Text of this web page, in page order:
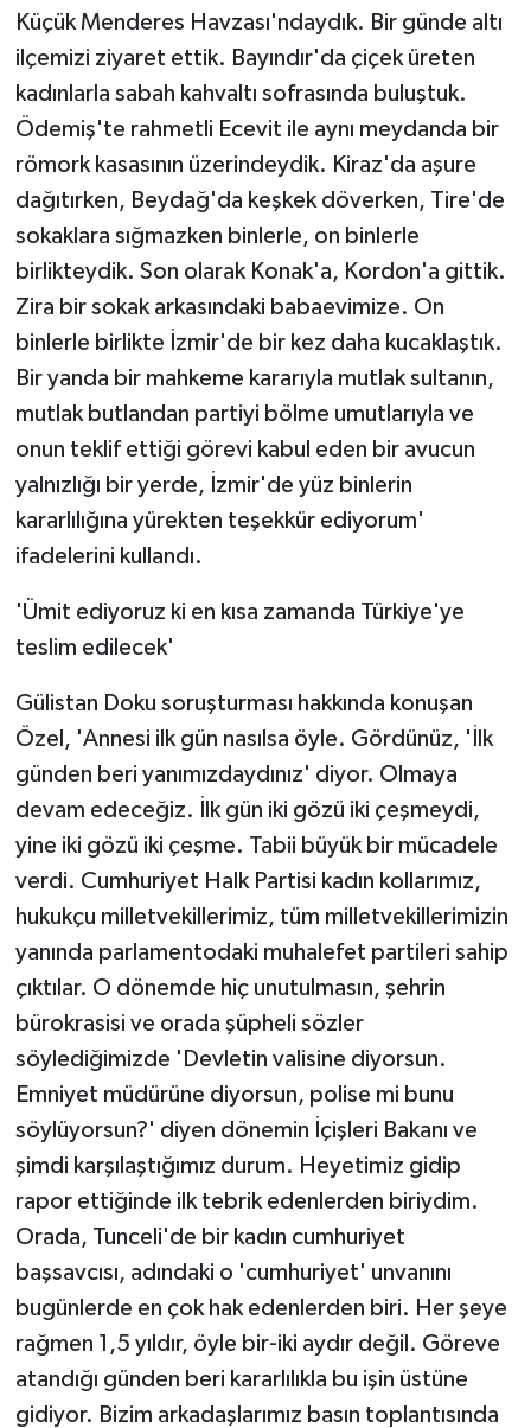
Küçük Menderes Havzası'ndaydık. Bir günde altı
ilçemizi ziyaret ettik. Bayındır'da çiçek üreten
kadınlarla sabah kahvaltı sofrasında buluştuk.
Ödemiş'te rahmetli Ecevit ile aynı meydanda bir
römork kasasının üzerindeydik. Kiraz'da aşure
dağıtırken, Beydağ'da keşkek döverken, Tire'de
sokaklara sığmazken binlerle, on binlerle
birlikteydik. Son olarak Konak'a, Kordon'a gittik.
Zira bir sokak arkasındaki babaevimize. On
binlerle birlikte İzmir'de bir kez daha kucaklaştık.
Bir yanda bir mahkeme kararıyla mutlak sultanın,
mutlak butlandan partiyi bölme umutlarıyla ve
onun teklif ettiği görevi kabul eden bir avucun
yalnızlığı bir yerde, İzmir'de yüz binlerin
kararlılığına yürekten teşekkür ediyorum'
ifadelerini kullandı.
'Ümit ediyoruz ki en kısa zamanda Türkiye'ye
teslim edilecek'
Gülistan Doku soruşturması hakkında konuşan
Özel, 'Annesi ilk gün nasılsa öyle. Gördünüz, 'İlk
günden beri yanımızdaydınız' diyor. Olmaya
devam edeceğiz. İlk gün iki gözü iki çeşmeydi,
yine iki gözü iki çeşme. Tabii büyük bir mücadele
verdi. Cumhuriyet Halk Partisi kadın kollarımız,
hukukçu milletvekillerimiz, tüm milletvekillerimizin
yanında parlamentodaki muhalefet partileri sahip
çıktılar. O dönemde hiç unutulmasın, şehrin
bürokrasisi ve orada şüpheli sözler
söylediğimizde 'Devletin valisine diyorsun.
Emniyet müdürüne diyorsun, polise mi bunu
söylüyorsun?' diyen dönemin İçişleri Bakanı ve
şimdi karşılaştığımız durum. Heyetimiz gidip
rapor ettiğinde ilk tebrik edenlerden biriydim.
Orada, Tunceli'de bir kadın cumhuriyet
başsavcısı, adındaki o 'cumhuriyet' unvanını
bugünlerde en çok hak edenlerden biri. Her şeye
rağmen 1,5 yıldır, öyle bir-iki aydır değil. Göreve
atandığı günden beri kararlılıkla bu işin üstüne
gidiyor. Bizim arkadaşlarımız basın toplantısında